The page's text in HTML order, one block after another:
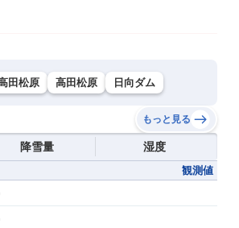
田松原 高田松原 日向ダム
もっと見る
降雪量 湿度
観測値